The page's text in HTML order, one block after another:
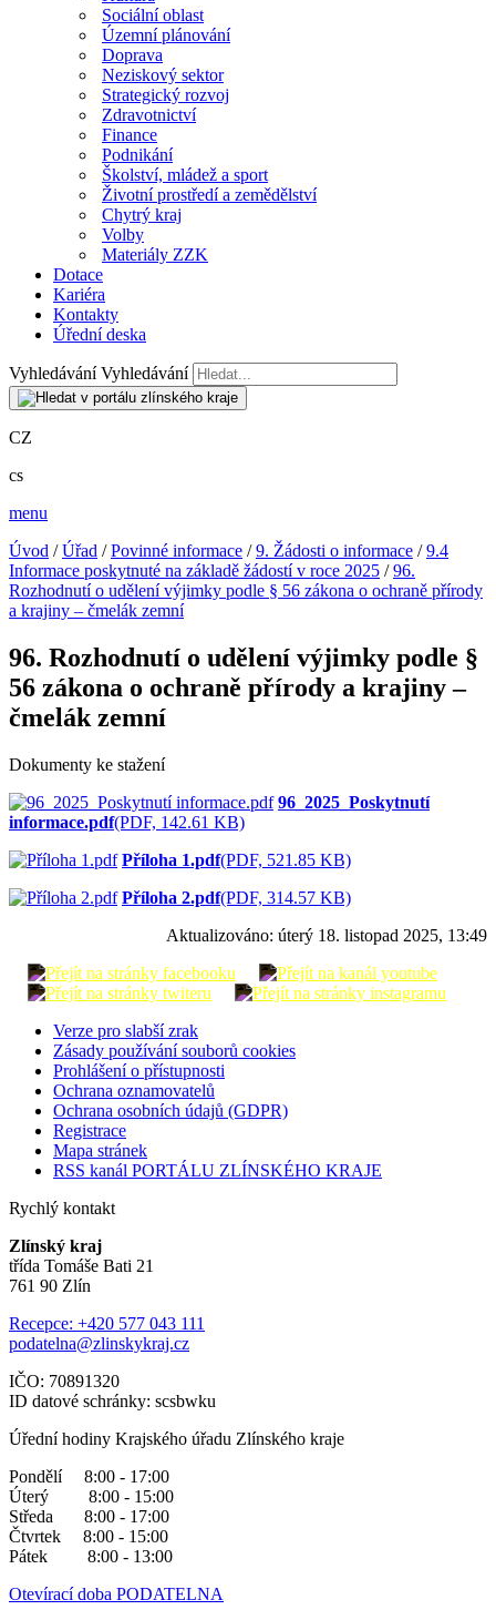
Sociální oblast
Územní plánování
Doprava
Neziskový sektor
Strategický rozvoj
Zdravotnictví
Finance
Podnikání
Školství, mládež a sport
Životní prostředí a zemědělství
Chytrý kraj
Volby
Materiály ZZK
Dotace
Kariéra
Kontakty
Úřední deska
Vyhledávání Vyhledávání
CZ
cs
menu
Úvod /Úřad /Povinné informace /9. Žádosti o informace /9.4
Informace poskytnuté na základě žádostí v roce 2025 /96.
Rozhodnutí o udělení výjimky podle § 56 zákona o ochraně přírody
a krajiny – čmelák zemní
96. Rozhodnutí o udělení výjimky podle §
56 zákona o ochraně přírody a krajiny –
čmelák zemní
Dokumenty ke stažení
96_2025_Poskytnutí
informace.pdf(PDF, 142.61 KB)
Příloha 1.pdf(PDF, 521.85 KB)
Příloha 2.pdf(PDF, 314.57 KB)
Aktualizováno: úterý 18. listopad 2025, 13:49
Verze pro slabší zrak
Zásady používání souborů cookies
Prohlášení o přístupnosti
Ochrana oznamovatelů
Ochrana osobních údajů (GDPR)
Registrace
Mapa stránek
RSS kanál PORTÁLU ZLÍNSKÉHO KRAJE
Rychlý kontakt
Zlínský kraj
třída Tomáše Bati 21
761 90 Zlín
Recepce: +420 577 043 111
podatelna@zlinskykraj.cz
IČO: 70891320
ID datové schránky: scsbwku
Úřední hodiny Krajského úřadu Zlínského kraje
Pondělí 8:00 - 17:00
Úterý 8:00 - 15:00
Středa 8:00 - 17:00
Čtvrtek 8:00 - 15:00
Pátek 8:00 - 13:00
Otevírací doba PODATELNA